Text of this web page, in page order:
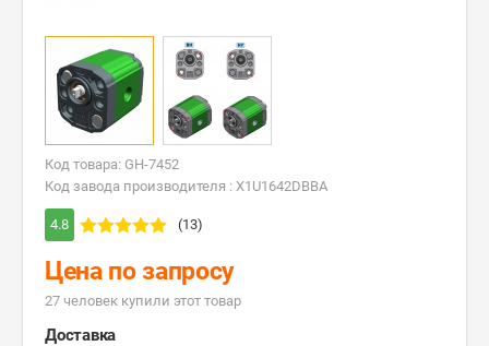
Код товара: GH-7452
Код завода производителя : X1U1642DBBA
4.8 (13)
Цена по запросу
27 человек купили этот товар
Доставка